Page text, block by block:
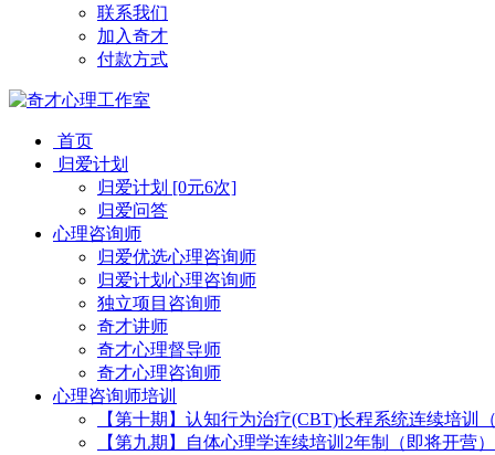
联系我们
加入奇才
付款方式
首页
归爱计划
归爱计划 [0元6次]
归爱问答
心理咨询师
归爱优选心理咨询师
归爱计划心理咨询师
独立项目咨询师
奇才讲师
奇才心理督导师
奇才心理咨询师
心理咨询师培训
【第十期】认知行为治疗(CBT)长程系统连续培训
【第九期】自体心理学连续培训2年制（即将开营）